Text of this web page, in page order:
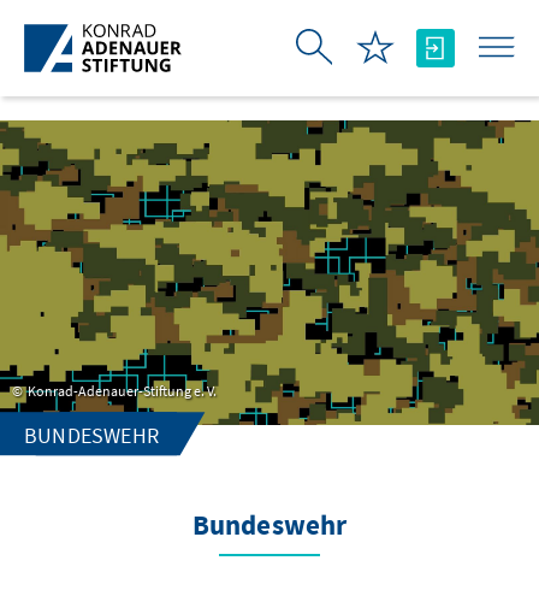
Zum Hauptinhalt springen
Konrad-Adenauer-Stiftung e. V.
BUNDESWEHR
Bundeswehr